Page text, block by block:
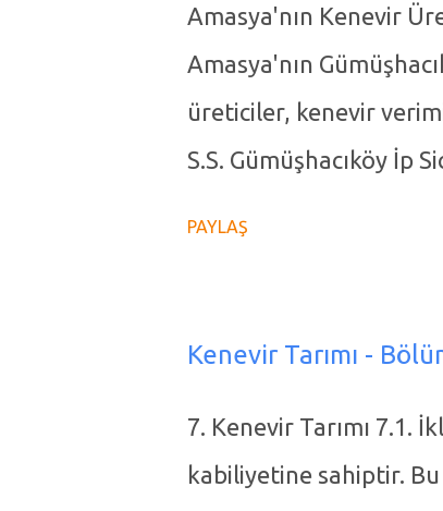
Amasya'nın Kenevir
Amasya'nın
üreticiler, kenevir
S.S. Gümüşhacıköy İp
Amasya'nın
ve geliştirilmesinde
altında ele alabiliriz:
PAYLAŞ
Kenevir Tarımı -
7. Kenevir Tarımı 7.1.
kabiliyetine sahiptir.